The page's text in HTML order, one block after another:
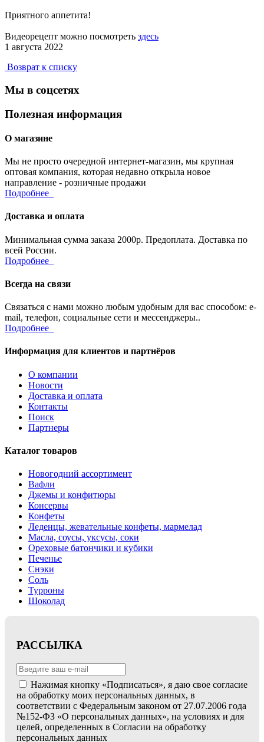
Приятного аппетита!
Видеорецепт можно посмотреть здесь
1 августа 2022
Возврат к списку
Мы в соцсетях
Полезная информация
О магазине
Мы не просто очередной интернет-магазин, мы крупная
оптовая компания, которая недавно открыла новое
направление - розничные продажи
Подробнее
Доставка и оплата
Минимальная сумма заказа 2000р. Предоплата. Доставка по
всей России.
Подробнее
Всегда на связи
Связаться с нами можно любым удобным для вас способом: e-
mail, телефон, социальные сети и мессенджеры..
Подробнее
Информация для клиентов и партнёров
О компании
Новости
Доставка и оплата
Контакты
Поиск
Партнеры
Каталог товаров
Новогодний ассортимент
Вафли
Джемы и конфитюры
Консервы
Конфеты
Леденцы, жевательные конфеты, мармелад
Масла, соусы, уксусы, соки
Ореховые батончики и кубики
Печенье
Снэки
Соль
Турроны
Шоколад
РАССЫЛКА
Нажимая кнопку «Подписаться», я даю свое согласие
на обработку моих персональных данных, в
соответствии с Федеральным законом от 27.07.2006 года
№152-ФЗ «О персональных данных», на условиях и для
целей, определенных в Согласии на обработку
персональных данных